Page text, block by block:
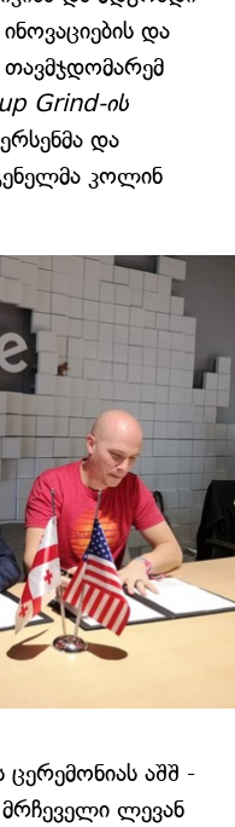
და
Grind-ის
და
კოლინ
აშშ -
ლევან